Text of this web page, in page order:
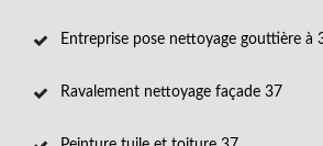
Entreprise pose nettoyage gouttière à
Ravalement nettoyage façade 37